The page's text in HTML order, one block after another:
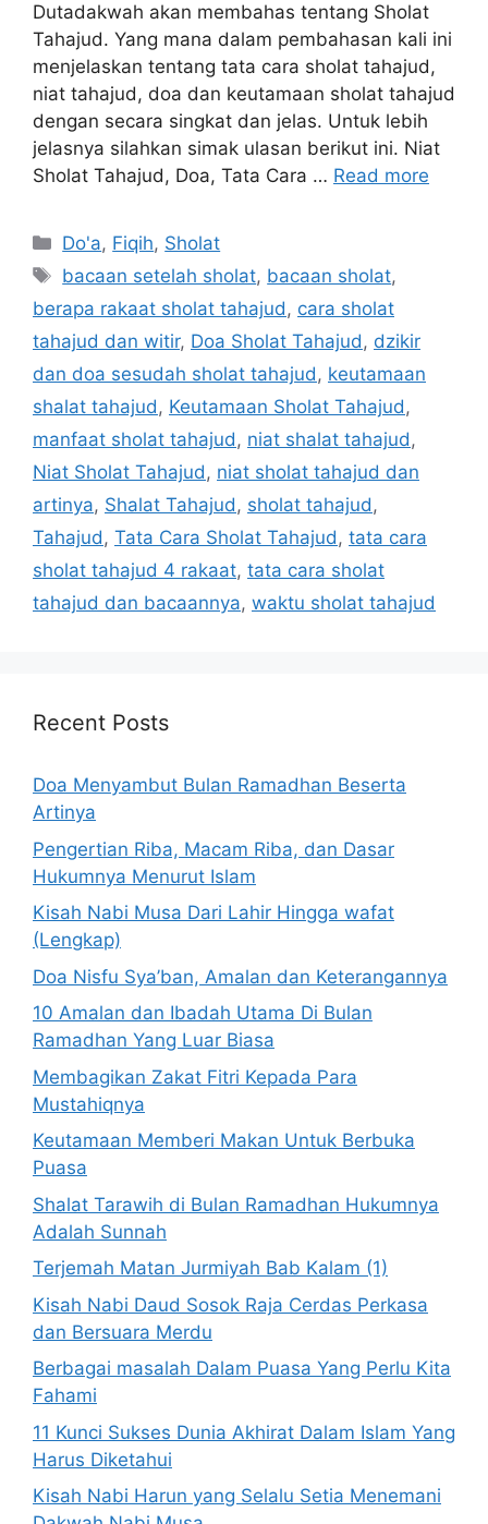
Dutadakwah akan membahas tentang Sholat
Tahajud. Yang mana dalam pembahasan kali ini
menjelaskan tentang tata cara sholat tahajud,
niat tahajud, doa dan keutamaan sholat tahajud
dengan secara singkat dan jelas. Untuk lebih
jelasnya silahkan simak ulasan berikut ini. Niat
Sholat Tahajud, Doa, Tata Cara … Read more
Categories
Do'a, Fiqih, Sholat
Tags
bacaan setelah sholat, bacaan sholat,
berapa rakaat sholat tahajud, cara sholat
tahajud dan witir, Doa Sholat Tahajud, dzikir
dan doa sesudah sholat tahajud, keutamaan
shalat tahajud, Keutamaan Sholat Tahajud,
manfaat sholat tahajud, niat shalat tahajud,
Niat Sholat Tahajud, niat sholat tahajud dan
artinya, Shalat Tahajud, sholat tahajud,
Tahajud, Tata Cara Sholat Tahajud, tata cara
sholat tahajud 4 rakaat, tata cara sholat
tahajud dan bacaannya, waktu sholat tahajud
Recent Posts
Doa Menyambut Bulan Ramadhan Beserta
Artinya
Pengertian Riba, Macam Riba, dan Dasar
Hukumnya Menurut Islam
Kisah Nabi Musa Dari Lahir Hingga wafat
(Lengkap)
Doa Nisfu Sya’ban, Amalan dan Keterangannya
10 Amalan dan Ibadah Utama Di Bulan
Ramadhan Yang Luar Biasa
Membagikan Zakat Fitri Kepada Para
Mustahiqnya
Keutamaan Memberi Makan Untuk Berbuka
Puasa
Shalat Tarawih di Bulan Ramadhan Hukumnya
Adalah Sunnah
Terjemah Matan Jurmiyah Bab Kalam (1)
Kisah Nabi Daud Sosok Raja Cerdas Perkasa
dan Bersuara Merdu
Berbagai masalah Dalam Puasa Yang Perlu Kita
Fahami
11 Kunci Sukses Dunia Akhirat Dalam Islam Yang
Harus Diketahui
Kisah Nabi Harun yang Selalu Setia Menemani